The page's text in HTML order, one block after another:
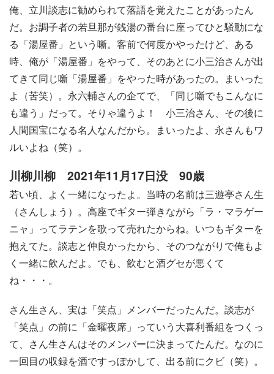
俺、立川談志に勧められて落語を覚えたことがあったん
だ。お調子者の若旦那が銭湯の番台に座ってひと騒動にな
る「湯屋番」という噺。客前で何度かやったけど、ある
時、俺が「湯屋番」をやって、そのあとに小三治さんが出
てきて同じ噺「湯屋番」をやった時があったの。まいった
よ（苦笑）。永六輔さんの企てで、「同じ噺でもこんなに
も違う」だって。そりゃ違うよ！ 小三治さん、その後に
人間国宝になる名人なんだから。まいったよ、永さんもワ
ルいよね（笑）。
川柳川柳 2021年11月17日没 90歳
若い頃、よく一緒になったよ。当時の名前は三遊亭さん生
（さんしょう）。高座でギター弾きながら「ラ・マラゲー
ニャ」ってラテンを歌って売れたからね。いつもギターを
抱えてた。談志と仲良かったから、そのつながりで俺もよ
く一緒に飲んだよ。でも、飲むと酒グセが悪くて
ね・・・。
さん生さん、実は「笑点」メンバーだったんだ。談志が
「笑点」の前に「金曜夜席」っていう大喜利番組をつくっ
て、さん生さんはそのメンバーに決まってたんだ。なのに
一回目の収録を酒ですっぽかして、出る前にクビ（笑）。